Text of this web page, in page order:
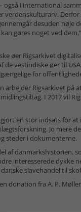
også i international
verdenskulturarv.
desuden nøje
gøres noget ved
øer Rigsarkivet
de vestindiske øer til
for
Rigsarkivet på
I 2017 vil
en stor indsats for at
Jo mere
steder i dokumenterne.
af danmarkshistorien,
interesserede dykke
slavehandel til
donation fra A. P.